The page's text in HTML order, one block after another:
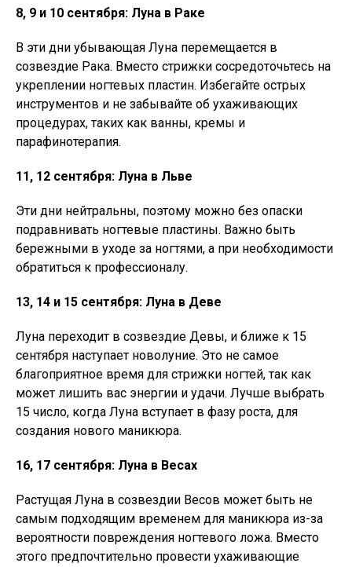
8, 9 и 10 сентября: Луна в Раке
В эти дни убывающая Луна перемещается в
созвездие Рака. Вместо стрижки сосредоточьтесь на
укреплении ногтевых пластин. Избегайте острых
инструментов и не забывайте об ухаживающих
процедурах, таких как ванны, кремы и
парафинотерапия.
11, 12 сентября: Луна в Льве
Эти дни нейтральны, поэтому можно без опаски
подравнивать ногтевые пластины. Важно быть
бережными в уходе за ногтями, а при необходимости
обратиться к профессионалу.
13, 14 и 15 сентября: Луна в Деве
Луна переходит в созвездие Девы, и ближе к 15
сентября наступает новолуние. Это не самое
благоприятное время для стрижки ногтей, так как
может лишить вас энергии и удачи. Лучше выбрать
15 число, когда Луна вступает в фазу роста, для
создания нового маникюра.
16, 17 сентября: Луна в Весах
Растущая Луна в созвездии Весов может быть не
самым подходящим временем для маникюра из-за
вероятности повреждения ногтевого ложа. Вместо
этого предпочтительно провести ухаживающие